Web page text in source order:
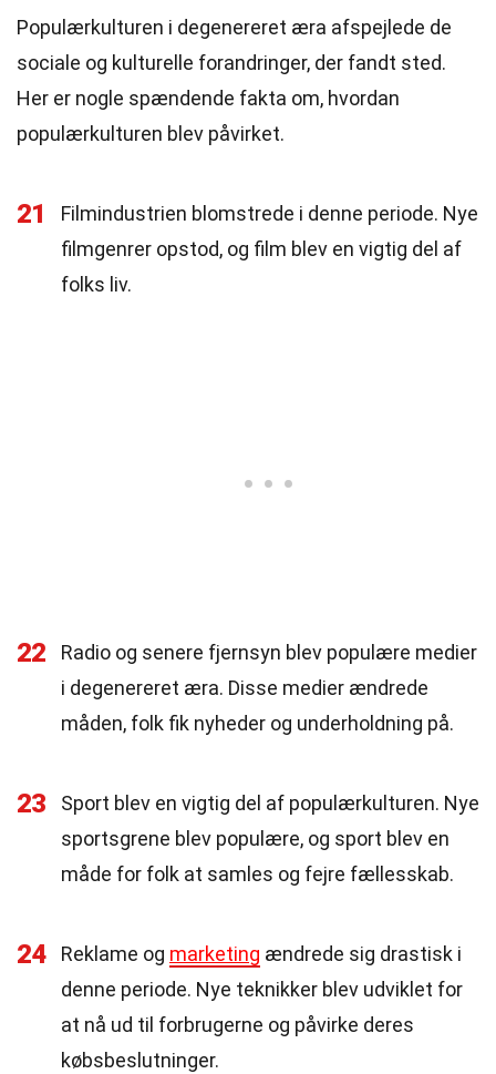
Populærkulturen i degenereret æra afspejlede de
sociale og kulturelle forandringer, der fandt sted.
Her er nogle spændende fakta om, hvordan
populærkulturen blev påvirket.
21
Filmindustrien blomstrede i denne periode. Nye
filmgenrer opstod, og film blev en vigtig del af
folks liv.
22
Radio og senere fjernsyn blev populære medier
i degenereret æra. Disse medier ændrede
måden, folk fik nyheder og underholdning på.
23
Sport blev en vigtig del af populærkulturen. Nye
sportsgrene blev populære, og sport blev en
måde for folk at samles og fejre fællesskab.
24 Reklame og marketing ændrede sig drastisk i
denne periode. Nye teknikker blev udviklet for
at nå ud til forbrugerne og påvirke deres
købsbeslutninger.